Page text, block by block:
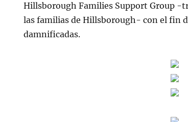
Hillsborough Families Support Group -
las familias de Hillsborough- con el fin
damnificadas.